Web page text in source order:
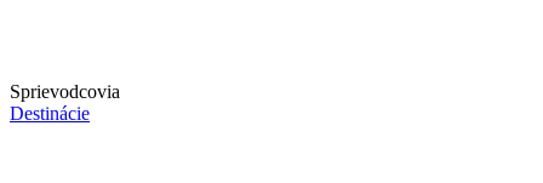
Sprievodcovia
Destinácie